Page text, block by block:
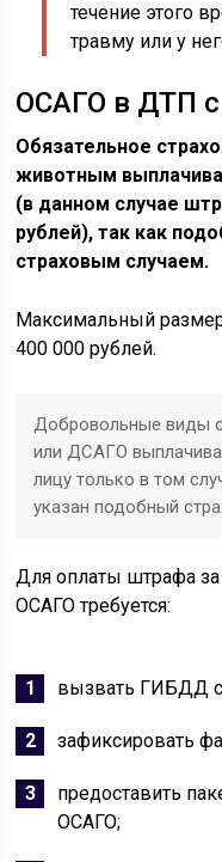
течение этого
травму или у
ОСАГО в ДТП
Обязательное
животным
(в данном случае
рублей), так как
страховым случаем.
Максимальный
400 000 рублей.
Добровольные виды
или ДСАГО
лицу только в том
указан подобный
Для оплаты штрафа за
ОСАГО требуется:
вызвать ГИБДД с
зафиксировать
предоставить
ОСАГО;